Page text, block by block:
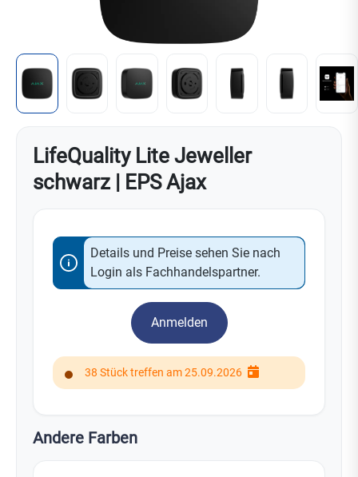
LifeQuality Lite Jeweller
schwarz | EPS Ajax
Details und Preise sehen Sie nach
Login als Fachhandelspartner.
Anmelden
38 Stück treffen am 25.09.2026
Andere Farben